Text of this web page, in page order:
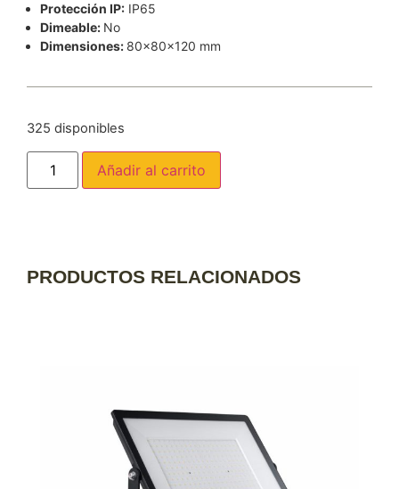
Protección IP: IP65
Dimeable: No
Dimensiones: 80x80x120 mm
325 disponibles
Añadir al carrito
PRODUCTOS RELACIONADOS